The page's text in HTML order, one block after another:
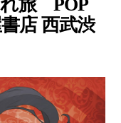
れ旅 POP
店 西武渋